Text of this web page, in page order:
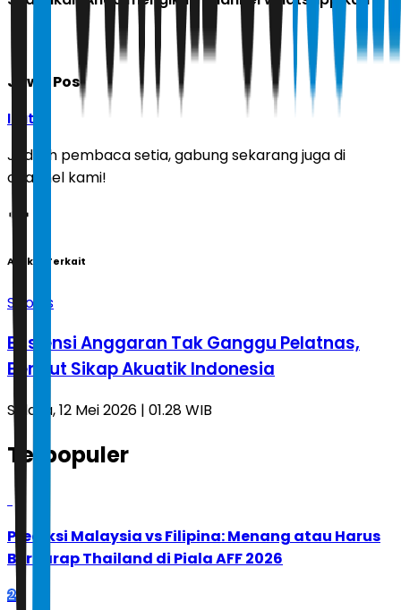
Jawa Pos
Ikuti
Jadilah pembaca setia, gabung sekarang juga di
channel kami!
Artikel Terkait
Sports
Efisiensi Anggaran Tak Ganggu Pelatnas,
Berikut Sikap Akuatik Indonesia
Selasa, 12 Mei 2026 | 01.28 WIB
Terpopuler
Prediksi Malaysia vs Filipina: Menang atau Harus
Berharap Thailand di Piala AFF 2026
2